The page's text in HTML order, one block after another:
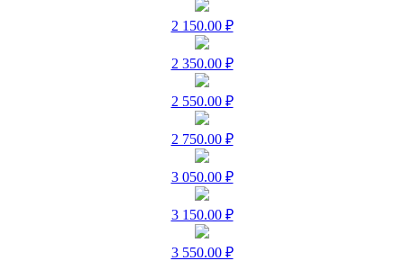
2 150.00 ₽
2 350.00 ₽
2 550.00 ₽
2 750.00 ₽
3 050.00 ₽
3 150.00 ₽
3 550.00 ₽